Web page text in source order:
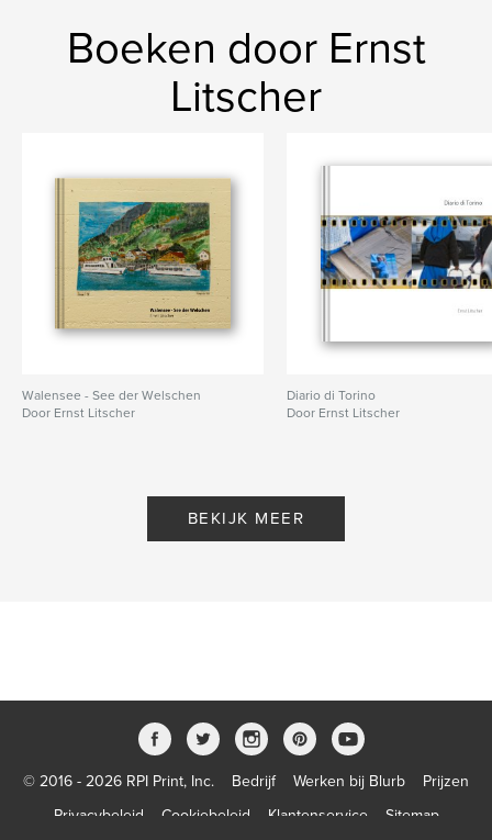
Boeken door Ernst
Litscher
Walensee - See der Welschen
Door Ernst Litscher
Diario di Torino
Door Ernst Litscher
BEKIJK MEER
© 2016 - 2026 RPI Print, Inc. Bedrijf Werken bij Blurb
Prijzen
Privacybeleid
Cookiebeleid Klantenservice Sitemap